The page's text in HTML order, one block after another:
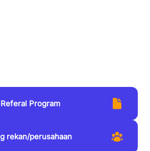
Program
rekan/perusahaan